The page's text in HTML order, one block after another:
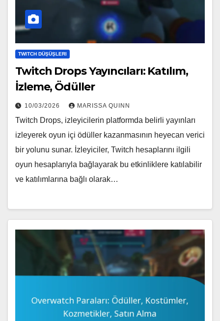
TWITCH DÜŞÜŞLERI
Twitch Drops Yayıncıları: Katılım,
İzleme, Ödüller
10/03/2026 MARISSA QUINN
Twitch Drops, izleyicilerin platformda belirli yayınları
izleyerek oyun içi ödüller kazanmasının heyecan verici
bir yolunu sunar. İzleyiciler, Twitch hesaplarını ilgili
oyun hesaplarıyla bağlayarak bu etkinliklere katılabilir
ve katılımlarına bağlı olarak…